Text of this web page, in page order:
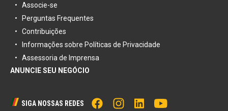
Associe-se
Perguntas Frequentes
Contribuições
Informações sobre Políticas de Privacidade
Assessoria de Imprensa
ANUNCIE SEU NEGÓCIO
SIGA NOSSAS REDES